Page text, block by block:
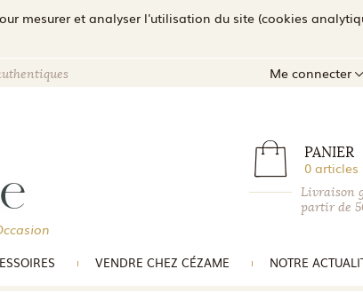
mesurer et analyser l'utilisation du site (cookies
Me connecter
PANIER
0 articles
Livraison
partir de
VENDRE CHEZ CÉZAME NOTRE